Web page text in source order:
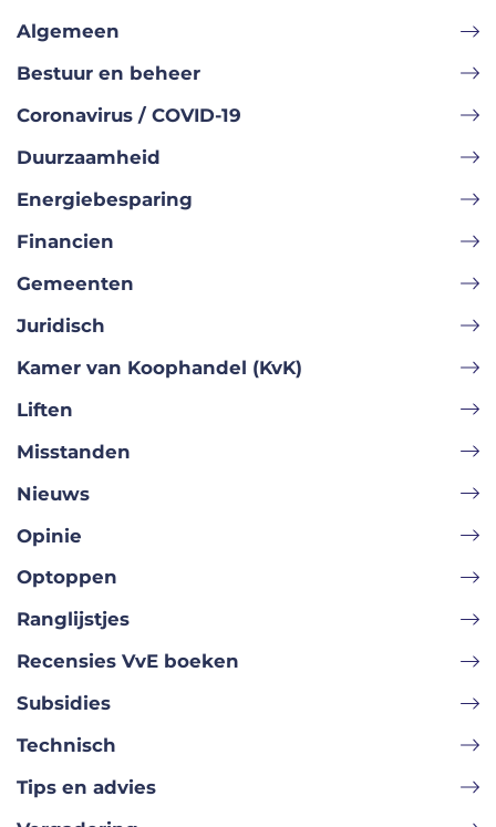
Algemeen
Bestuur en beheer
Coronavirus / COVID-19
Duurzaamheid
Energiebesparing
Financien
Gemeenten
Juridisch
Kamer van Koophandel (KvK)
Liften
Misstanden
Nieuws
Opinie
Optoppen
Ranglijstjes
Recensies VvE boeken
Subsidies
Technisch
Tips en advies